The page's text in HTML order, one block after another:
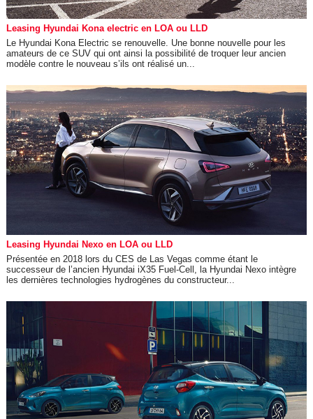
Leasing Hyundai Kona electric en LOA ou LLD
Le Hyundai Kona Electric se renouvelle. Une bonne nouvelle pour les
amateurs de ce SUV qui ont ainsi la possibilité de troquer leur ancien
modèle contre le nouveau s’ils ont réalisé un...
Leasing Hyundai Nexo en LOA ou LLD
Présentée en 2018 lors du CES de Las Vegas comme étant le
successeur de l’ancien Hyundai iX35 Fuel-Cell, la Hyundai Nexo intègre
les dernières technologies hydrogènes du constructeur...